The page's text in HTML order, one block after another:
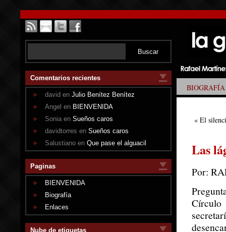
Comentarios recientes
david en Julio Benítez Benítez
Angel en BIENVENIDA
Sonia en Sueños caros
davidtorres en Sueños caros
Salustiano en Que pase el alguacil
Paginas
BIENVENIDA
Biografía
Enlaces
Nube de etiquetas
BIOGRAFÍA
« El
Las
Por: